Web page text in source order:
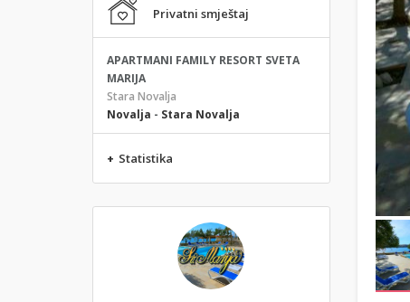
Privatni smještaj
APARTMANI FAMILY RESORT SVETA
MARIJA
Stara Novalja
Novalja - Stara Novalja
+ Statistika